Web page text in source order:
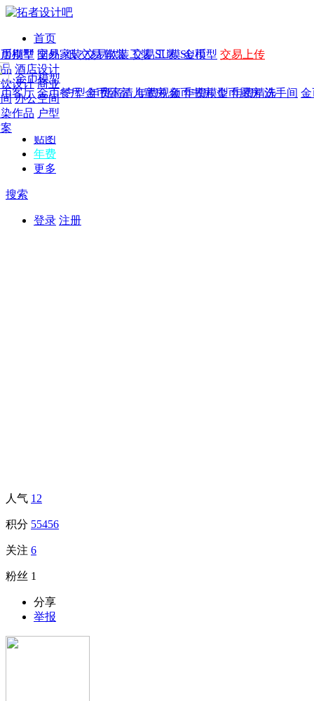
首页
发现
年费 作品 图纸 交易 软装 工装 SU模 金币
年费版块
费图纸 年费户型 年费高清 年费视频 年费模型 年费精选
作品
别墅 国外
酒店设计
设计 商业
办公空间
作品 户型
模型
模型 交易家装 交易软装 交易工装 SU模型 交易上传
金币模型
客厅 金币餐厅 金币卧室 儿童房 金币书房 金币厨房 洗手间 金
CAD
概念
贴图
年费
更多
搜索
登录 注册
人气 12
积分 55456
关注 6
粉丝 1
分享
举报